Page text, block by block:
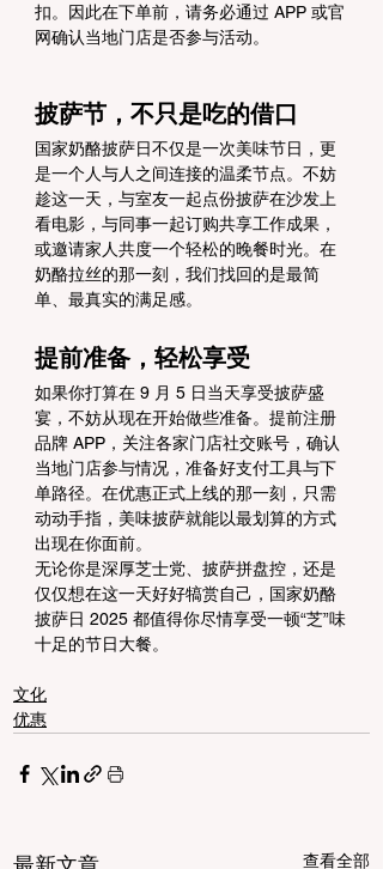
扣。因此在下单前，请务必通过 APP 或官
网确认当地门店是否参与活动。
披萨节，不只是吃的借口
国家奶酪披萨日不仅是一次美味节日，更
是一个人与人之间连接的温柔节点。不妨
趁这一天，与室友一起点份披萨在沙发上
看电影，与同事一起订购共享工作成果，
或邀请家人共度一个轻松的晚餐时光。在
奶酪拉丝的那一刻，我们找回的是最简
单、最真实的满足感。
提前准备，轻松享受
如果你打算在 9 月 5 日当天享受披萨盛
宴，不妨从现在开始做些准备。提前注册
品牌 APP，关注各家门店社交账号，确认
当地门店参与情况，准备好支付工具与下
单路径。在优惠正式上线的那一刻，只需
动动手指，美味披萨就能以最划算的方式
出现在你面前。
无论你是深厚芝士党、披萨拼盘控，还是
仅仅想在这一天好好犒赏自己，国家奶酪
披萨日 2025 都值得你尽情享受一顿“芝”味
十足的节日大餐。
文化
优惠
查看全部